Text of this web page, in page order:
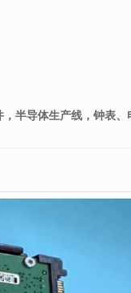
半导体生产线，钟表